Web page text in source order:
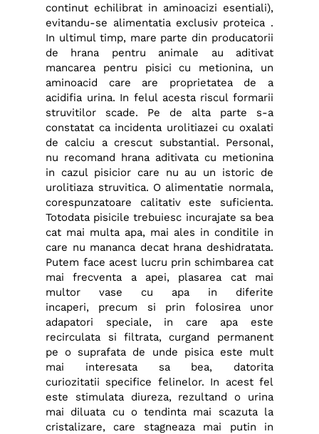
continut echilibrat in aminoacizi esentiali),
evitandu-se alimentatia exclusiv proteica .
In ultimul timp, mare parte din producatorii
de hrana pentru animale au aditivat
mancarea pentru pisici cu metionina, un
aminoacid care are proprietatea de a
acidifia urina. In felul acesta riscul formarii
struvitilor scade. Pe de alta parte s-a
constatat ca incidenta urolitiazei cu oxalati
de calciu a crescut substantial. Personal,
nu recomand hrana aditivata cu metionina
in cazul pisicior care nu au un istoric de
urolitiaza struvitica. O alimentatie normala,
corespunzatoare calitativ este suficienta.
Totodata pisicile trebuiesc incurajate sa bea
cat mai multa apa, mai ales in conditile in
care nu mananca decat hrana deshidratata.
Putem face acest lucru prin schimbarea cat
mai frecventa a apei, plasarea cat mai
multor vase cu apa in diferite
incaperi, precum si prin folosirea unor
adapatori speciale, in care apa este
recirculata si filtrata, curgand permanent
pe o suprafata de unde pisica este mult
mai interesata sa bea, datorita
curiozitatii specifice felinelor. In acest fel
este stimulata diureza, rezultand o urina
mai diluata cu o tendinta mai scazuta la
cristalizare, care stagneaza mai putin in